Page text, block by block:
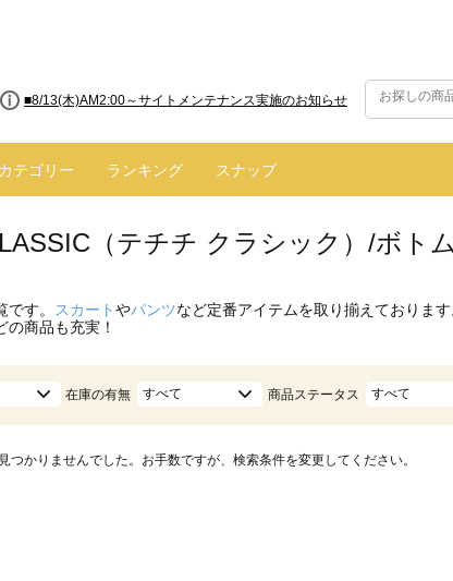
■8/13(木)AM2:00～サイトメンテナンス実施のお知らせ
■【お知らせ】ヤマト運輸の配送遅延・停止について
カテゴリー ランキング スナップ
（テチチ クラシック）/ボト
す。 スカートやパンツなど定番アイテムを取り揃えておりま
の商品も充実！
在庫の有無 すべて 商品ステータス すべて
つかりませんでした。お手数ですが、検索条件を変更してください。